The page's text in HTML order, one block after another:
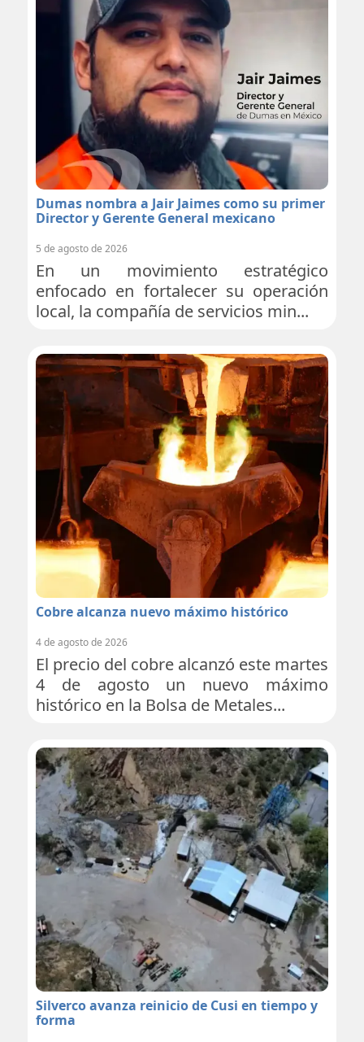
Dumas nombra a Jair Jaimes como su primer
Director y Gerente General mexicano
5 de agosto de 2026
En un movimiento estratégico
enfocado en fortalecer su operación
local, la compañía de servicios min...
Cobre alcanza nuevo máximo histórico
4 de agosto de 2026
El precio del cobre alcanzó este martes
4 de agosto un nuevo máximo
histórico en la Bolsa de Metales...
Silverco avanza reinicio de Cusi en tiempo y
forma